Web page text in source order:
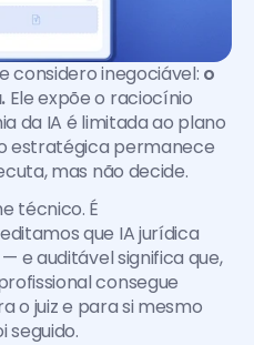
considero inegociável: o
Ele expõe o raciocínio
da IA é limitada ao plano
estratégica permanece
mas não decide.
técnico. É
que IA jurídica
e auditável significa que,
consegue
o juiz e para si mesmo
seguido.